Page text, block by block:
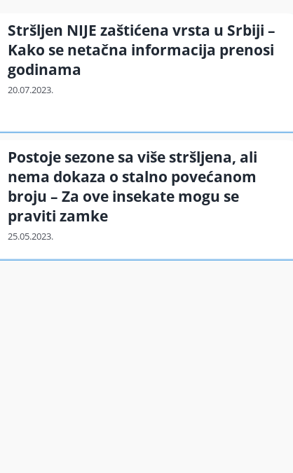
Stršljen NIJE zaštićena vrsta u Srbiji –
Kako se netačna informacija prenosi
godinama
Postoje sezone sa više stršljena, ali
nema dokaza o stalno povećanom
broju – Za ove insekate mogu se
praviti zamke